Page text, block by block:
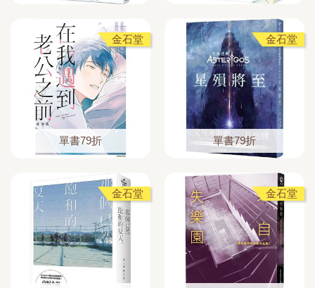
金石堂
單書79折
金石堂
單書79折
金石堂 金石堂